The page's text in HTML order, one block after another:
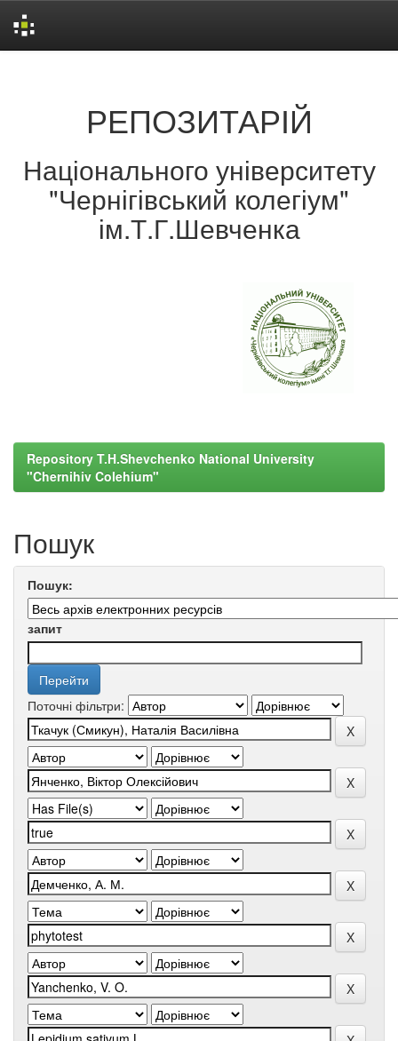
РЕПОЗИТАРІЙ
Національного університету
"Чернігівський колегіум"
ім.Т.Г.Шевченка
Repository T.H.Shevchenko National University
"Chernihiv Colehium"
Пошук
Пошук:
запит
Поточні фільтри: